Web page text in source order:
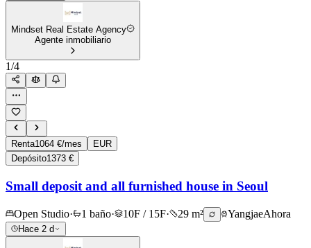
Mindset Real Estate Agency
Agente inmobiliario
1/4
Renta1064 €/mes
EUR
Depósito1373 €
Small deposit and all furnished house in Seoul
Open Studio· 1 baño· 10F / 15F· 29 m² YangjaeAhora
Hace 2 d